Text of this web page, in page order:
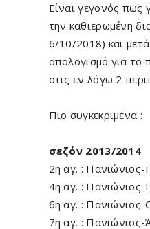
Είναι γεγονός πως
την καθιερωμένη
6/10/2018) και
απολογισμό για το
στις εν λόγω 2
Πιο συγκεκριμένα :
σεζόν 2013/2014
2η αγ. :
4η αγ. :
6η αγ. :
7η αγ. :